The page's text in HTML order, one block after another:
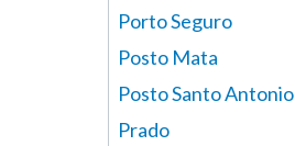
Porto Seguro
Posto Mata
Posto Santo Antonio
Prado